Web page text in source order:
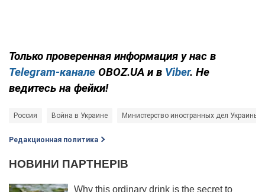
Только проверенная информация у нас в
Telegram-канале OBOZ.UA и в Viber. Не
ведитесь на фейки!
Россия Война в Украине Министерство иностранных дел Украины
Редакционная политика